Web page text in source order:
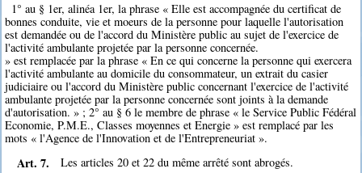
1° au § 1er, alinéa 1er, la phrase « Elle est accompagnée du certificat de
bonnes conduite, vie et moeurs de la personne pour laquelle l'autorisation
est demandée ou de l'accord du Ministère public au sujet de l'exercice de
l'activité ambulante projetée par la personne concernée.
» est remplacée par la phrase « En ce qui concerne la personne qui exercera
l'activité ambulante au domicile du consommateur, un extrait du casier
judiciaire ou l'accord du Ministère public concernant l'exercice de l'activité
ambulante projetée par la personne concernée sont joints à la demande
d'autorisation. » ; 2° au § 6 le membre de phrase « le Service Public Fédéral
Economie, P.M.E., Classes moyennes et Energie » est remplacé par les
mots « l'Agence de l'Innovation et de l'Entrepreneuriat ».
Art. 7. Les articles 20 et 22 du même arrêté sont abrogés.